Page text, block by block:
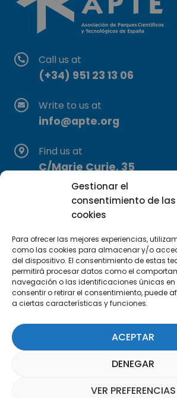
Gestionar el
consentimiento de las
cookies
Para ofrecer las mejores experiencias,
como las cookies para almacenar y/o
del dispositivo. El consentimiento de estas
permitirá procesar datos como el
navegación o las identificaciones únicas en
consentir o retirar el consentimiento, puede
a ciertas características y funciones.
ACEPTAR
DENEGAR
VER PREFERENCIAS
Call us at
(+34) 951 23 13 06
Write to us at
info@apte.org
Find us at
C/Marie Curie, 35
29590 Campanillas,
Subscribe to our
SUBSCRIBE HERE